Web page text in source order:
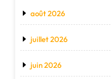
août 2026
juillet 2026
juin 2026